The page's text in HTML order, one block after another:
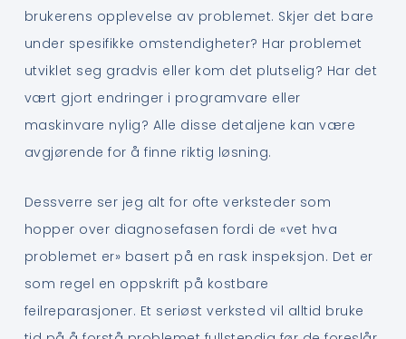
brukerens opplevelse av problemet. Skjer det bare
under spesifikke omstendigheter? Har problemet
utviklet seg gradvis eller kom det plutselig? Har det
vært gjort endringer i programvare eller
maskinvare nylig? Alle disse detaljene kan være
avgjørende for å finne riktig løsning.
Dessverre ser jeg alt for ofte verksteder som
hopper over diagnosefasen fordi de «vet hva
problemet er» basert på en rask inspeksjon. Det er
som regel en oppskrift på kostbare
feilreparasjoner. Et seriøst verksted vil alltid bruke